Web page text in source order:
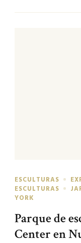
ESCULTURAS
ESCULTURAS
YORK
Parque de
Center en